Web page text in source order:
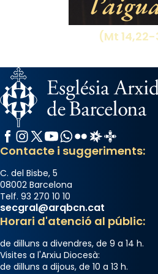
Aquest dilluns, 27 de
missa d’acció de
comitè organitzador de
col·laboradors, a la
L’arquebisbe de
Josep Omella, ha presidit
concelebrat el bisbe
Mons. David Abadías.
Photo
View on Facebook
Arquebisbat de
2 weeks ago
Memòria de les santes
(Mt
Facebook
Instagram
X / Twitter
YouTube
WhatsApp
FlickrRadio Estel
Catalunya
Contacte i suggeriments:
C. del Bisbe, 5
08002 Barcelona
Telf. 93 270 10 10
secgral@arqbcn.cat
Horari d'atenció al públic:
de dilluns a divendres, de 9 a 14 h.
Visites a l'Arxiu Diocesà:
de dilluns a dijous, de 10 a 13 h.